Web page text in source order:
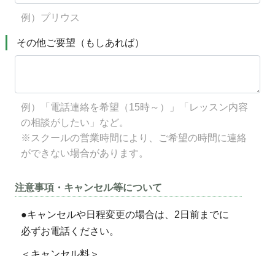
例）プリウス
その他ご要望（もしあれば）
例）「電話連絡を希望（15時～）」「レッスン内容
の相談がしたい」など。
※スクールの営業時間により、ご希望の時間に連絡
ができない場合があります。
注意事項・キャンセル等について
●キャンセルや日程変更の場合は、2日前までに
必ずお電話ください。
＜キャンセル料＞